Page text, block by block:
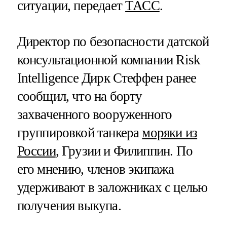
ситуации, передаетТАСС.
Директор по безопасности датской
консультационной компании Risk
Intelligence Дирк Стеффен ранее
сообщил, что на борту
захваченного вооруженного
группировкой танкераморяки из
России, Грузии и Филиппин. По
его мнению, членов экипажа
удерживают в заложниках с целью
получения выкупа.